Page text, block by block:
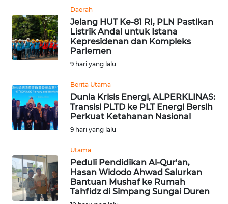
Daerah
Jelang HUT Ke-81 RI, PLN Pastikan
Listrik Andal untuk Istana
Kepresidenan dan Kompleks
Parlemen
9 hari yang lalu
Berita Utama
Dunia Krisis Energi, ALPERKLINAS:
Transisi PLTD ke PLT Energi Bersih
Perkuat Ketahanan Nasional
9 hari yang lalu
Utama
Peduli Pendidikan Al-Qur'an,
Hasan Widodo Ahwad Salurkan
Bantuan Mushaf ke Rumah
Tahfidz di Simpang Sungai Duren
WN
MALUT
WN
DANAU
TOBA
WN
NIAS
WN